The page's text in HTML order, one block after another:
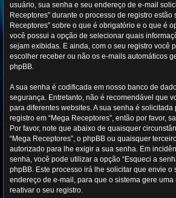
usuário, sua senha e seu endereço de e-mail
Receptores” durante o processo de registro estão
Receptores” sobre o que é obrigatório e o que é
você possui a opção de selecionar quais
sejam exibidas. E ainda, com o seu registro você
escolher receber ou não os e-mails automáticos
phpBB.
A sua senha é codificada em nosso banco de
segurança. Entretanto, não é recomendável que
para diferentes websites. A sua senha é solicitada
registro em “Mega Receptores”, então por favor,
Por favor, note que abaixo de quaisquer
“Mega Receptores”, o phpBB ou quaisquer
autorizado para lhe exigir a sua senha. Em
senha, você pode utilizar a opção “Esqueci a
phpBB. Este processo irá lhe solicitar que envie o
endereço de e-mail, para que o sistema gere
reativar o seu registro.